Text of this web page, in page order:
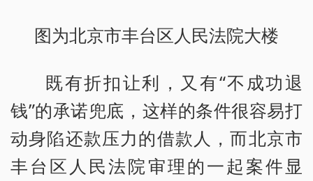
图为北京市丰台区人民法院大楼
既有折扣让利，又有“不成功退
钱”的承诺兜底，这样的条件很容易打
动身陷还款压力的借款人，而北京市
丰台区人民法院审理的一起案件显